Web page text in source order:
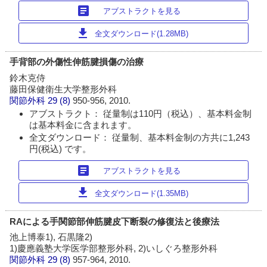
article アブストラクトを見る
download 全文ダウンロード(1.28MB)
手背部の外傷性伸筋腱損傷の治療
鈴木克侍
藤田保健衛生大学整形外科
関節外科 29 (8)950-956, 2010.
アブストラクト： 従量制は110円（税込）、基本料金制
は基本料金に含まれます。
全文ダウンロード： 従量制、基本料金制の方共に1,243
円(税込) です。
article アブストラクトを見る
download 全文ダウンロード(1.35MB)
RAによる手関節部伸筋腱皮下断裂の修復法と後療法
池上博泰1), 石黒隆2)
1)慶應義塾大学医学部整形外科, 2)いしぐろ整形外科
関節外科 29 (8)957-964, 2010.